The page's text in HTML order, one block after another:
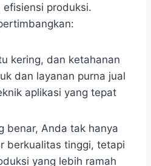
produksi.
kering, dan ketahanan
dan layanan purna jual
aplikasi yang tepat
benar, Anda tak hanya
berkualitas tinggi, tetapi
yang lebih ramah